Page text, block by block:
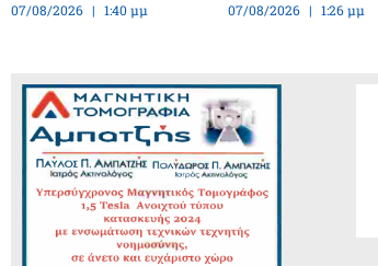
07/08/2026 1:40 μμ 07/08/2026 1:26 μμ